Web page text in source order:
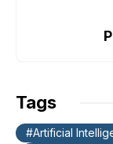
Tags
Artificial